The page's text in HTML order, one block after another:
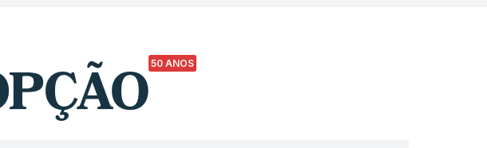
50 ANOS